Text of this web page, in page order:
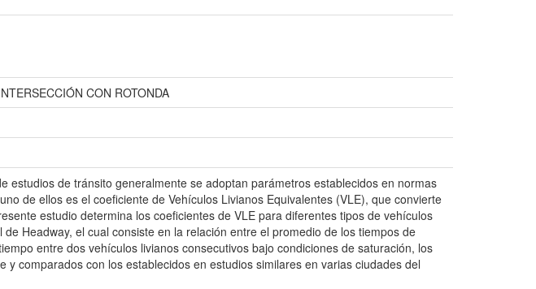
CON ROTONDA
estudios de tránsito generalmente se adoptan parámetros establecidos en normas
de ellos es el coeficiente de Vehículos Livianos Equivalentes (VLE), que convierte
estudio determina los coeficientes de VLE para diferentes tipos de vehículos
Headway, el cual consiste en la relación entre el promedio de los tiempos de
entre dos vehículos livianos consecutivos bajo condiciones de saturación, los
comparados con los establecidos en estudios similares en varias ciudades del